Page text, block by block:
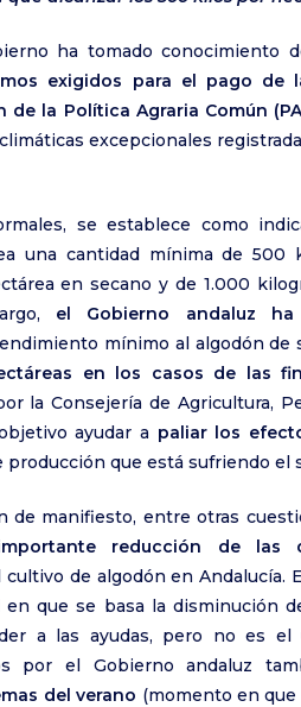
ha tomado conocimiento
exigidos para el pago de
la Política Agraria Común
excepcionales
se establece como
una cantidad mínima de 500
en secano y de 1.000
el Gobierno andaluz ha
mínimo al algodón de
en los casos de las
la Consejería de Agricultura,
ayudar a paliar los
producción que está sufriendo el
de manifiesto, entre otras
reducción de las
cultivo de algodón en Andalucía.
que se basa la disminución
a las ayudas, pero no es el
por el Gobierno andaluz
del verano (momento en